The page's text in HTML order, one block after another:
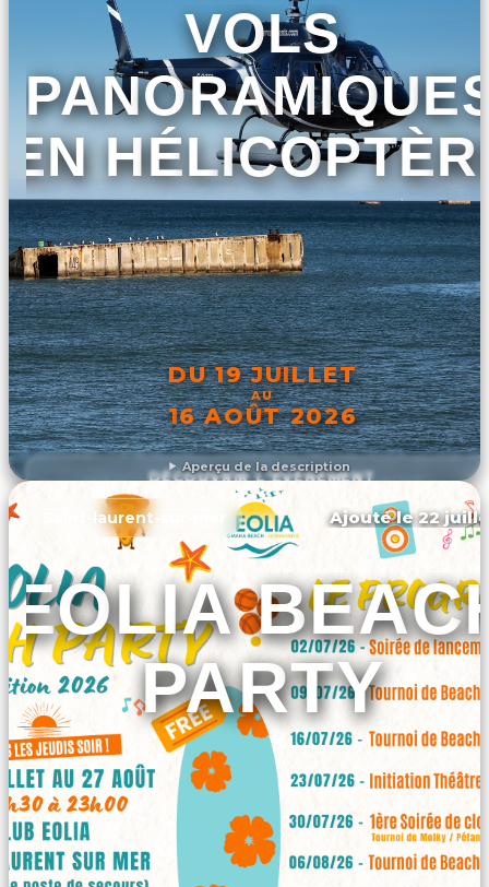
Aperçu de la description
VOLS
EN
DU 19 JUILLET
AU
16 AOÛT 2026
DÉCOUVRIR L'ÉVÉNEMENT
Saint-laurent-sur-mer Ajouté le 22
EOLIA
PARTY